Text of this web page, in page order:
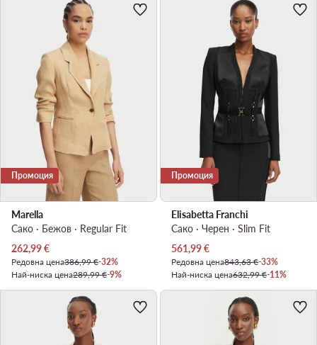
Промоция
Marella
Сако · Бежов · Regular Fit
Актуална цена
262,99€
Редовна цена386,99 €-32%
Най-ниска цена289,99 €-9%
Промоция
Elisabetta Franchi
Сако · Черен · Slim Fit
Актуална цена
561,99€
Редовна цена843,63 €-33%
Най-ниска цена632,99 €-11%